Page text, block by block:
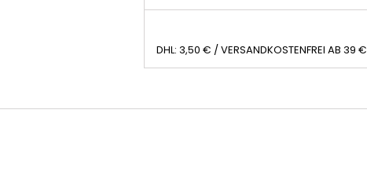
DHL: 3,50 € / VERSANDKOSTENFREI AB 39 €